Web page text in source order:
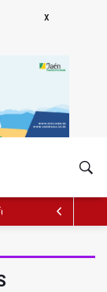
"guardados en el